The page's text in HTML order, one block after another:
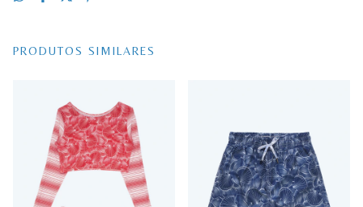
PRODUTOS SIMILARES